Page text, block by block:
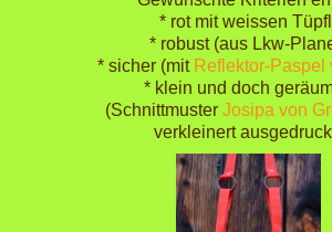
* rot mit weissen
* robust (aus Lkw-
* sicher (mit Reflektor-Paspel
* klein und doch
(Schnittmuster Josipa von
verkleinert